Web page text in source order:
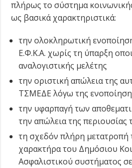
πλήρως το σύστημα
ως βασικά χαρακτηριστικά:
την ολοκληρωτική
Ε.Φ.Κ.Α. χωρίς τη ύπαρξη
αναλογιστικής μελέτης
την οριστική απώλεια της
ΤΣΜΕΔΕ λόγω της
την υφαρπαγή των
την απώλεια της περιουσίας
τη σχεδόν πλήρη μετατροπή
χαρακτήρα του Δημόσιου
Ασφαλιστικού συστήματος